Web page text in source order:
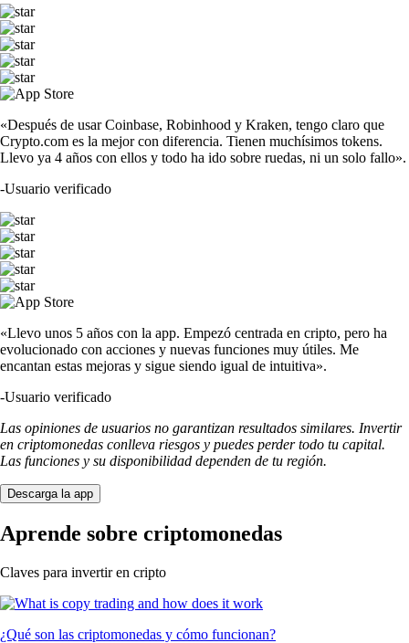
«Después de usar Coinbase, Robinhood y Kraken, tengo claro que
Crypto.com es la mejor con diferencia. Tienen muchísimos tokens.
Llevo ya 4 años con ellos y todo ha ido sobre ruedas, ni un solo fallo».
-Usuario verificado
«Llevo unos 5 años con la app. Empezó centrada en cripto, pero ha
evolucionado con acciones y nuevas funciones muy útiles. Me
encantan estas mejoras y sigue siendo igual de intuitiva».
-Usuario verificado
Las opiniones de usuarios no garantizan resultados similares. Invertir
en criptomonedas conlleva riesgos y puedes perder todo tu capital.
Las funciones y su disponibilidad dependen de tu región.
Descarga la app
Aprende sobre criptomonedas
Claves para invertir en cripto
¿Qué son las criptomonedas y cómo funcionan?